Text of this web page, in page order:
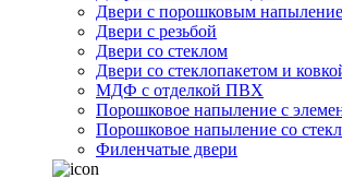
Двери с порошковым
Двери с резьбой
Двери со стеклом
Двери со стеклопакетом и
МДФ с отделкой ПВХ
Порошковое напыление с
Порошковое напыление со
Филенчатые двери